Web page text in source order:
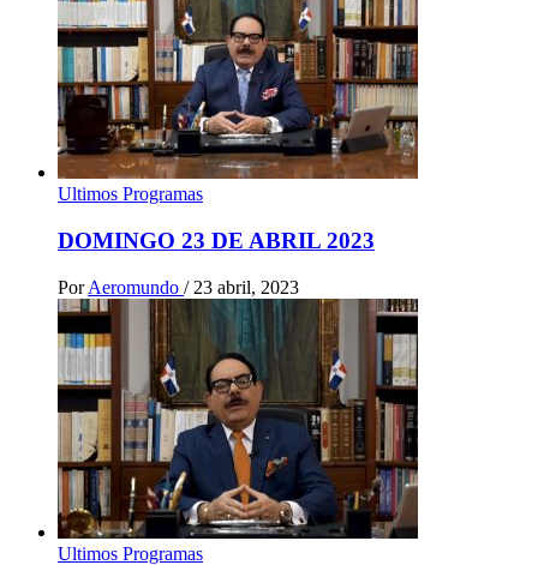
Ultimos Programas
DOMINGO 23 DE ABRIL 2023
Por Aeromundo / 23 abril, 2023
Ultimos Programas